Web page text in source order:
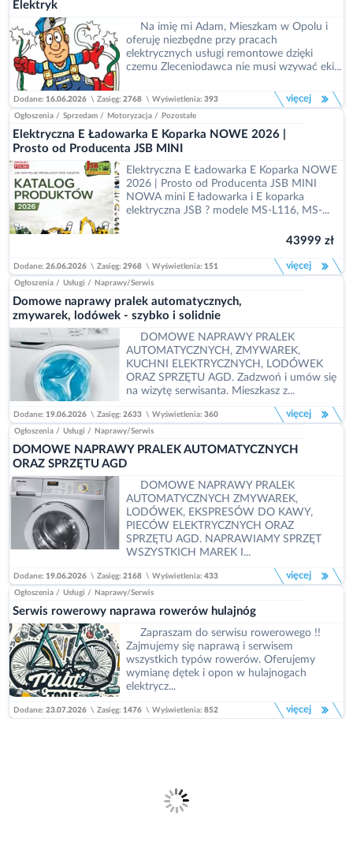
Elektryk
Na imię mi Adam, Mieszkam w Opolu i
oferuję niezbędne przy pracach
elektrycznych usługi remontowe dzięki
czemu Zleceniodawca nie musi wzywać eki...
Dodane:16.06.2026 \ Zasięg:2768 \ Wyświetlenia:393 więcej
Ogłoszenia / Sprzedam / Motoryzacja / Pozostałe
Elektryczna E Ładowarka E Koparka NOWE 2026 |
Prosto od Producenta JSB MINI
Elektryczna E Ładowarka E Koparka NOWE
2026 | Prosto od Producenta JSB MINI
NOWA mini E ładowarka i E koparka
elektryczna JSB ? modele MS-L116, MS-...
43999 zł
Dodane:26.06.2026 \ Zasięg:2968 \ Wyświetlenia:151 więcej
Ogłoszenia / Usługi / Naprawy/Serwis
Domowe naprawy pralek automatycznych,
zmywarek, lodówek - szybko i solidnie
DOMOWE NAPRAWY PRALEK
AUTOMATYCZNYCH, ZMYWAREK,
KUCHNI ELEKTRYCZNYCH, LODÓWEK
ORAZ SPRZĘTU AGD. Zadzwoń i umów się
na wizytę serwisanta. Mieszkasz z...
Dodane:19.06.2026 \ Zasięg:2633 \ Wyświetlenia:360 więcej
Ogłoszenia / Usługi / Naprawy/Serwis
DOMOWE NAPRAWY PRALEK AUTOMATYCZNYCH
ORAZ SPRZĘTU AGD
DOMOWE NAPRAWY PRALEK
AUTOMATYCZNYCH ZMYWAREK,
LODÓWEK, EKSPRESÓW DO KAWY,
PIECÓW ELEKTRYCZNYCH ORAZ
SPRZĘTU AGD. NAPRAWIAMY SPRZĘT
WSZYSTKICH MAREK I...
Dodane:19.06.2026 \ Zasięg:2168 \ Wyświetlenia:433 więcej
Ogłoszenia / Usługi / Naprawy/Serwis
Serwis rowerowy naprawa rowerów hulajnóg
Zapraszam do serwisu rowerowego !!
Zajmujemy się naprawą i serwisem
wszystkich typów rowerów. Oferujemy
wymianę dętek i opon w hulajnogach
elektrycz...
Dodane:23.07.2026 \ Zasięg:1476 \ Wyświetlenia:852 więcej